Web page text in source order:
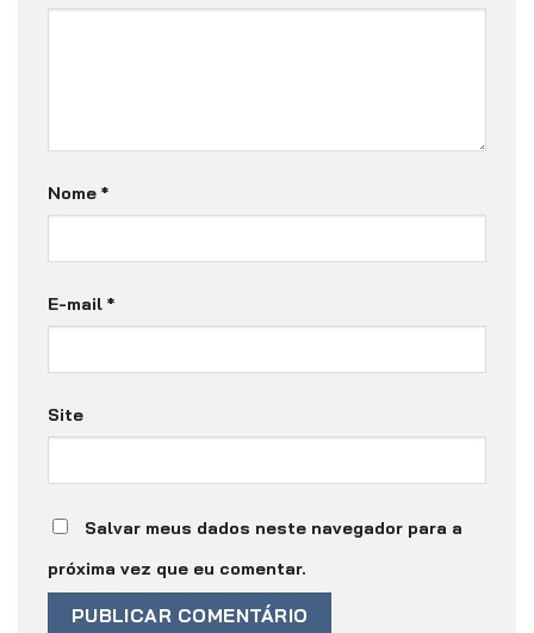
Nome *
E-mail *
Site
Salvar meus dados neste navegador para a
próxima vez que eu comentar.